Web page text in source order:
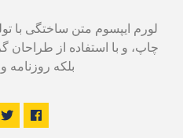
لورم ایپسوم متن ساختگی با
چاپ، و با استفاده از طراحان
بلکه